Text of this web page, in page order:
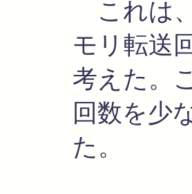
これは
モリ転送
考えた。
回数を少
た。